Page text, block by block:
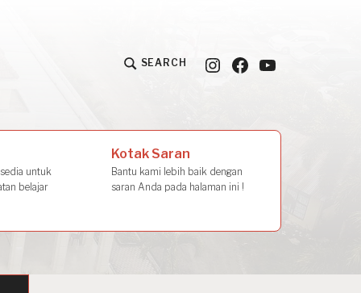
SEARCH Instagram
FacebookYouTube
untuk
belajar
Kotak Saran
Bantu kami lebih baik dengan
saran Anda pada halaman ini !